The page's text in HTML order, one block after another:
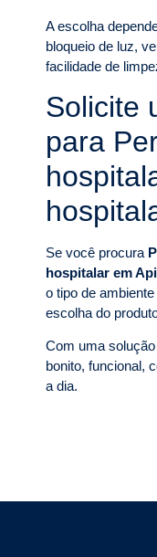
A escolha
bloqueio de luz,
facilidade de
Solicite
para
Se você procura
hospitalar em
o tipo de
escolha do
Com uma
bonito, funcional,
a dia.